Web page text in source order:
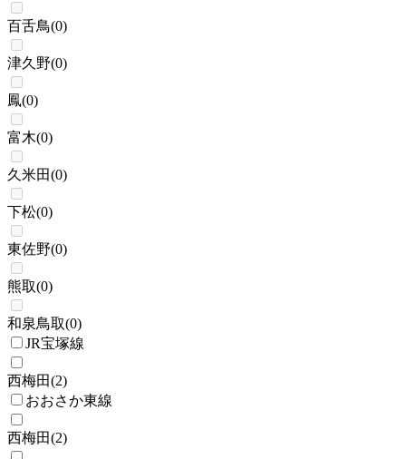
百舌鳥(0)
津久野(0)
鳳(0)
富木(0)
久米田(0)
下松(0)
東佐野(0)
熊取(0)
和泉鳥取(0)
JR宝塚線
西梅田(2)
おおさか東線
西梅田(2)